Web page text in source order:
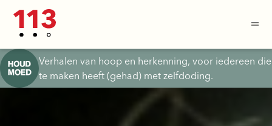
Verhalen van hoop en herkenning, voor iedereen die
te maken heeft (gehad) met zelfdoding.